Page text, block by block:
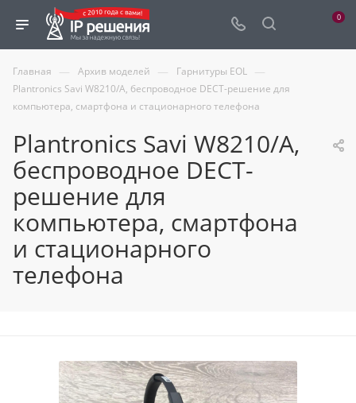
0
Главная — Архив моделей — Гарнитуры EOL —
Plantronics Savi W8210/A, беспроводное DECT-решение для
компьютера, смартфона и стационарного телефона
Plantronics Savi W8210/A,
беспроводное DECT-
решение для
компьютера, смартфона
и стационарного
телефона